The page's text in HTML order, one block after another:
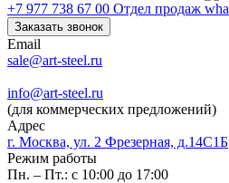
+7 977 738 67 00 Отдел продаж
Заказать звонок
Email
sale@art-steel.ru
info@art-steel.ru
(для коммерческих предложений)
Адрес
г. Москва, ул. 2 Фрезерная, д.14С1Б
Режим работы
Пн. – Пт.: с 10:00 до 17:00